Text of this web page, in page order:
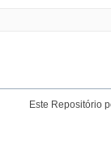
Este Repositório